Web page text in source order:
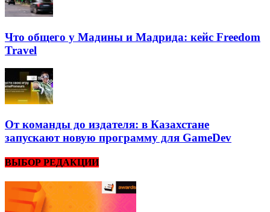
Что общего у Мадины и Мадрида: кейс Freedom
Travel
От команды до издателя: в Казахстане
запускают новую программу для GameDev
ВЫБОР РЕДАКЦИИ